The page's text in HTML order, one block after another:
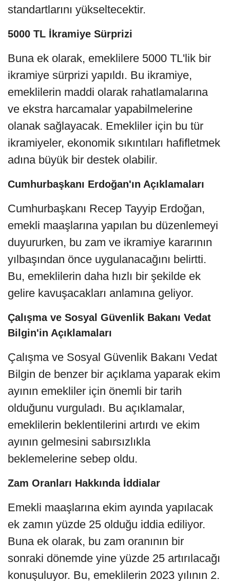
standartlarını yükseltecektir.
5000 TL İkramiye Sürprizi
Buna ek olarak, emeklilere 5000 TL'lik bir
ikramiye sürprizi yapıldı. Bu ikramiye,
emeklilerin maddi olarak rahatlamalarına
ve ekstra harcamalar yapabilmelerine
olanak sağlayacak. Emekliler için bu tür
ikramiyeler, ekonomik sıkıntıları hafifletmek
adına büyük bir destek olabilir.
Cumhurbaşkanı Erdoğan'ın Açıklamaları
Cumhurbaşkanı Recep Tayyip Erdoğan,
emekli maaşlarına yapılan bu düzenlemeyi
duyururken, bu zam ve ikramiye kararının
yılbaşından önce uygulanacağını belirtti.
Bu, emeklilerin daha hızlı bir şekilde ek
gelire kavuşacakları anlamına geliyor.
Çalışma ve Sosyal Güvenlik Bakanı Vedat
Bilgin'in Açıklamaları
Çalışma ve Sosyal Güvenlik Bakanı Vedat
Bilgin de benzer bir açıklama yaparak ekim
ayının emekliler için önemli bir tarih
olduğunu vurguladı. Bu açıklamalar,
emeklilerin beklentilerini artırdı ve ekim
ayının gelmesini sabırsızlıkla
beklemelerine sebep oldu.
Zam Oranları Hakkında İddialar
Emekli maaşlarına ekim ayında yapılacak
ek zamın yüzde 25 olduğu iddia ediliyor.
Buna ek olarak, bu zam oranının bir
sonraki dönemde yine yüzde 25 artırılacağı
konuşuluyor. Bu, emeklilerin 2023 yılının 2.